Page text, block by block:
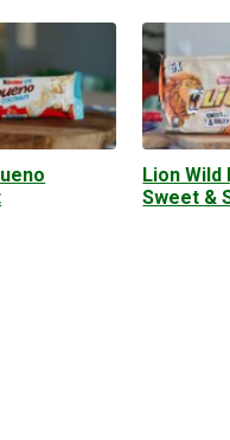
Lion Wild
Sweet &